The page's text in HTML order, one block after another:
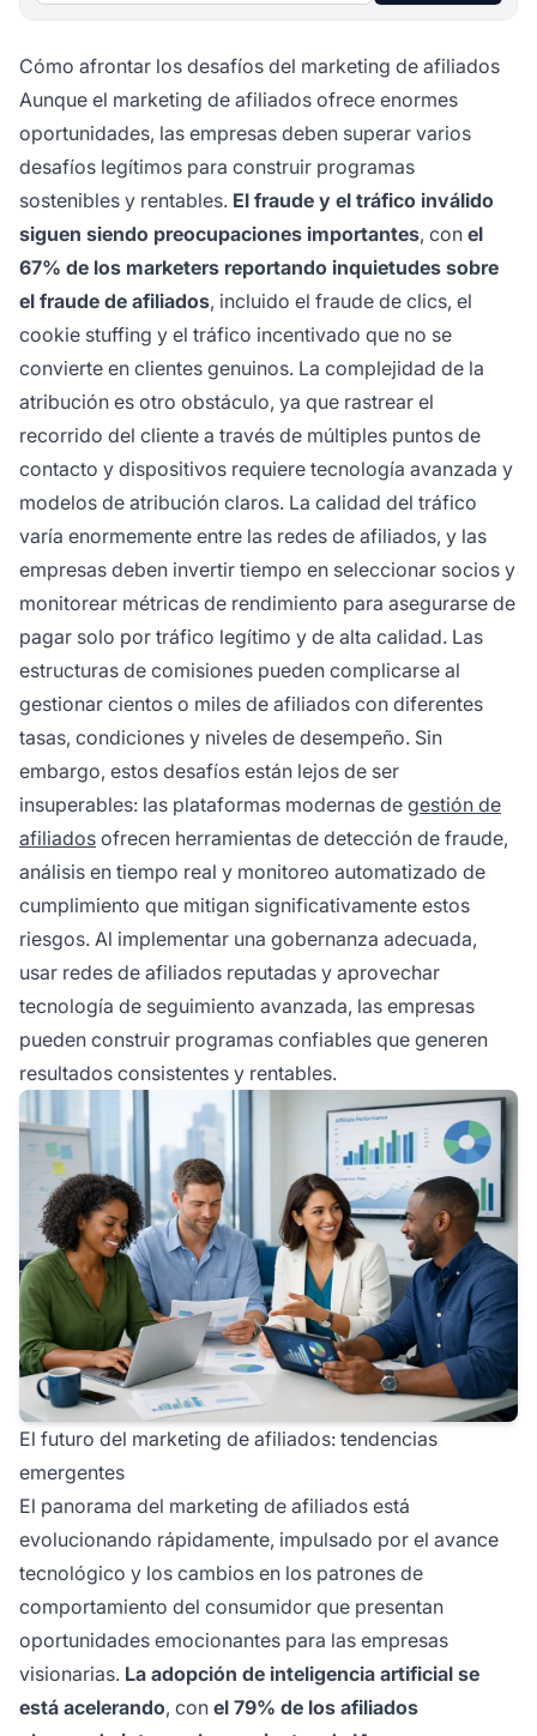
Cómo afrontar los desafíos del marketing de afiliados
Aunque el marketing de afiliados ofrece enormes
oportunidades, las empresas deben superar varios
desafíos legítimos para construir programas
sostenibles y rentables. El fraude y el tráfico inválido
siguen siendo preocupaciones importantes, con el
67% de los marketers reportando inquietudes sobre
el fraude de afiliados, incluido el fraude de clics, el
cookie stuffing y el tráfico incentivado que no se
convierte en clientes genuinos. La complejidad de la
atribución es otro obstáculo, ya que rastrear el
recorrido del cliente a través de múltiples puntos de
contacto y dispositivos requiere tecnología avanzada y
modelos de atribución claros. La calidad del tráfico
varía enormemente entre las redes de afiliados, y las
empresas deben invertir tiempo en seleccionar socios y
monitorear métricas de rendimiento para asegurarse de
pagar solo por tráfico legítimo y de alta calidad. Las
estructuras de comisiones pueden complicarse al
gestionar cientos o miles de afiliados con diferentes
tasas, condiciones y niveles de desempeño. Sin
embargo, estos desafíos están lejos de ser
insuperables: las plataformas modernas de gestión de
afiliados ofrecen herramientas de detección de fraude,
análisis en tiempo real y monitoreo automatizado de
cumplimiento que mitigan significativamente estos
riesgos. Al implementar una gobernanza adecuada,
usar redes de afiliados reputadas y aprovechar
tecnología de seguimiento avanzada, las empresas
pueden construir programas confiables que generen
resultados consistentes y rentables.
El futuro del marketing de afiliados: tendencias
emergentes
El panorama del marketing de afiliados está
evolucionando rápidamente, impulsado por el avance
tecnológico y los cambios en los patrones de
comportamiento del consumidor que presentan
oportunidades emocionantes para las empresas
visionarias. La adopción de inteligencia artificial se
está acelerando, con el 79% de los afiliados